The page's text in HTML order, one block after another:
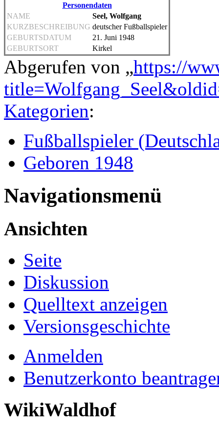
Personendaten
NAME
Seel, Wolfgang
KURZBESCHREIBUNG deutscher Fußballspieler
GEBURTSDATUM
21. Juni 1948
GEBURTSORT
Kirkel
Abgerufen von „https://
Kategorien:
Fußballspieler
Geboren 1948
Navigationsmenü
Ansichten
Seite
Diskussion
Quelltext anzeigen
Versionsgeschichte
Anmelden
Benutzerkonto
WikiWaldhof